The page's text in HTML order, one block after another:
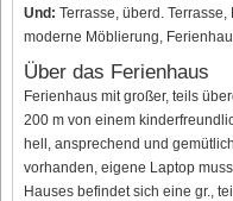
Und: Terrasse, überd.
moderne Möblierung,
Über das Ferienhaus
Ferienhaus mit großer, teils
200 m von einem
hell, ansprechend und
vorhanden, eigene Laptop
Hauses befindet sich eine gr.,